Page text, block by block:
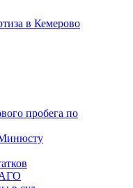
в Кемерово
пробега по
Минюсту